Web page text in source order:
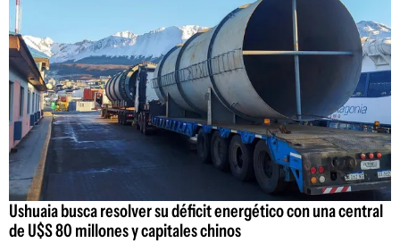
Ushuaia busca resolver su déficit energético con una central
de U$S 80 millones y capitales chinos